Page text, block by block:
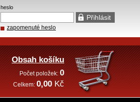
heslo
zapomenuté heslo
Obsah košíku
Počet položek:0
Celkem: 0,00 Kč